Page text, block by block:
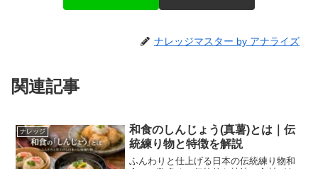
ナレッジマスター by アナライズ
関連記事
ナレッジ
和食のしんじょう(真薯)とは｜伝
統練り物と特徴を解説
ふんわりと仕上げる日本の伝統練り物和